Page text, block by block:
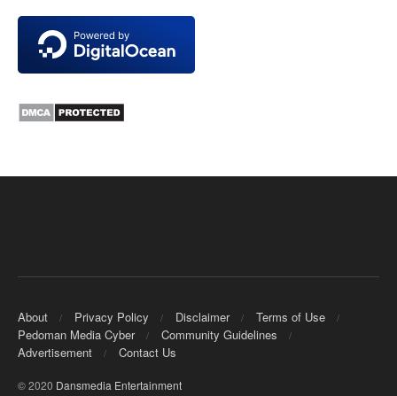
About Privacy Policy Disclaimer
Terms of Use
Pedoman Media Cyber
Community Guidelines
Advertisement
Contact Us
© 2020 Dansmedia Entertainment